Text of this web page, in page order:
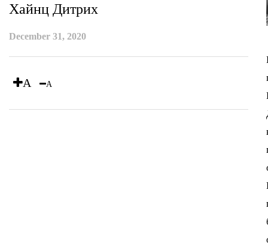
Хайнц Дитрих
December 31, 2020
A A